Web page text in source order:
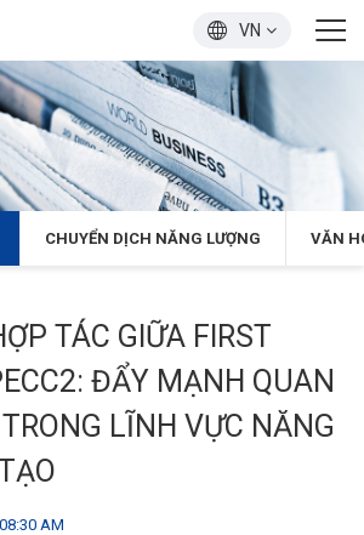
VN
CHUYỂN DỊCH NĂNG LƯỢNG VĂN
TÁC GIỮA FIRST
ĐẨY MẠNH QUAN
LĨNH VỰC NĂNG
AM